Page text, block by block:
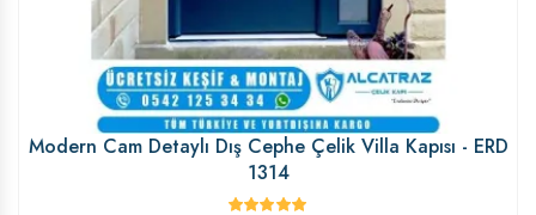
Modern Cam Detaylı Dış Cephe Çelik Villa Kapısı - ERD
1314